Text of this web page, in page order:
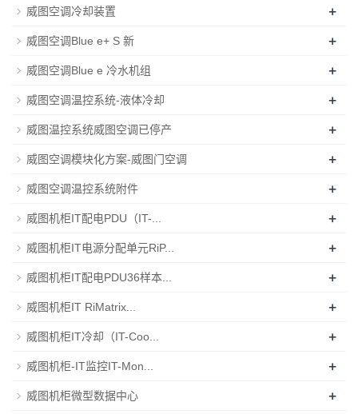
威图空调冷却装置 +
威图空调Blue e+ S 新 +
威图空调Blue e 冷水机组 +
威图空调温控系统-液体冷却 +
威图温控系统威图空调已停产 +
威图空调模块化方案-威图门空调 +
威图空调温控系统附件 +
威图机柜IT配电PDU（IT-... +
威图机柜IT电源分配单元RiP... +
威图机柜IT配电PDU36样本... +
威图机柜IT RiMatrix... +
威图机柜IT冷却（IT-Coo... +
威图机柜-IT监控IT-Mon... +
威图机柜微型数据中心 +